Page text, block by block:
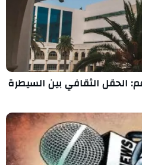
الحقل الثقافي بين السيطرة